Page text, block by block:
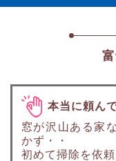
本当に頼ん
窓が沢山ある家
かず・・
初めて掃除を依頼